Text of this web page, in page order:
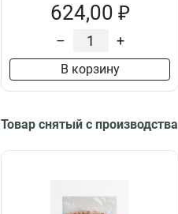
624,00 ₽
– +
В корзину
Товар снятый с производства